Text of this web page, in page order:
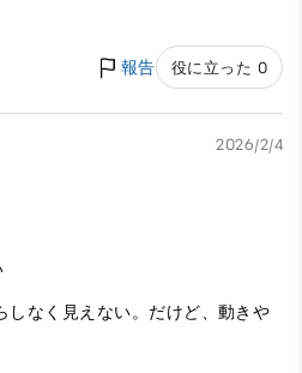
報告 役に立った 0
2026/2/4
しなく見えない。だけど、動きや